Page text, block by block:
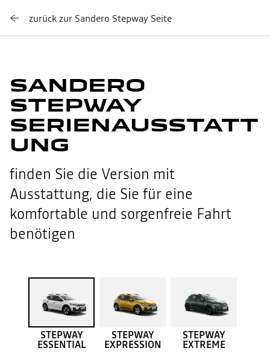
zurück zur Sandero Stepway Seite
SANDERO
STEPWAY
SERIENAUSSTATT
UNG
finden Sie die Version mit
Ausstattung, die Sie für eine
komfortable und sorgenfreie Fahrt
benötigen
STEPWAY
ESSENTIAL
STEPWAY
EXPRESSION
STEPWAY
EXTREME